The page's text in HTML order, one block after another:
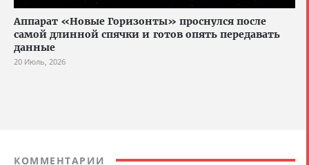
Аппарат «Новые Горизонты» проснулся после
самой длинной спячки и готов опять передавать
данные
20 Июль, 2026
КОММЕНТАРИИ